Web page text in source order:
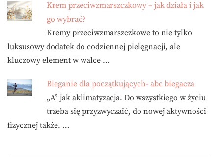
Krem przeciwzmarszczkowy – jak działa i jak
go wybrać?
Kremy przeciwzmarszczkowe to nie tylko
luksusowy dodatek do codziennej pielęgnacji, ale
kluczowy element w walce …
Bieganie dla początkujących- abc biegacza
„A” jak aklimatyzacja. Do wszystkiego w życiu
trzeba się przyzwyczaić, do nowej aktywności
fizycznej także. …